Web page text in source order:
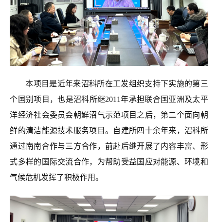
本项目是近年来沼科所在工发组织支持下实施的第三
个国别项目，也是沼科所继2011年承担联合国亚洲及太平
洋经济社会委员会朝鲜沼气示范项目之后，第二个面向朝
鲜的清洁能源技术服务项目。自建所四十余年来，沼科所
通过南南合作与三方合作，前赴后继开展了内容丰富、形
式多样的国际交流合作，为帮助受益国应对能源、环境和
气候危机发挥了积极作用。